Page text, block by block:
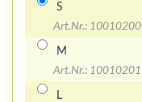
S
Art.Nr.: 10010200
M
Art.Nr.: 10010201
L